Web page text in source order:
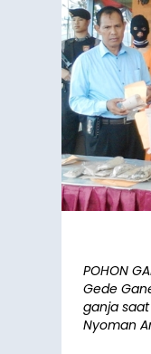
POHON
Gede
ganja
Nyoman